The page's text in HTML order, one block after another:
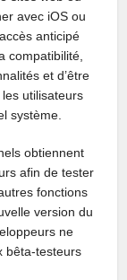
avec iOS ou
anticipé
compatibilité,
et d’être
utilisateurs
système.
obtiennent
afin de tester
fonctions
version du
ne
bêta-testeurs